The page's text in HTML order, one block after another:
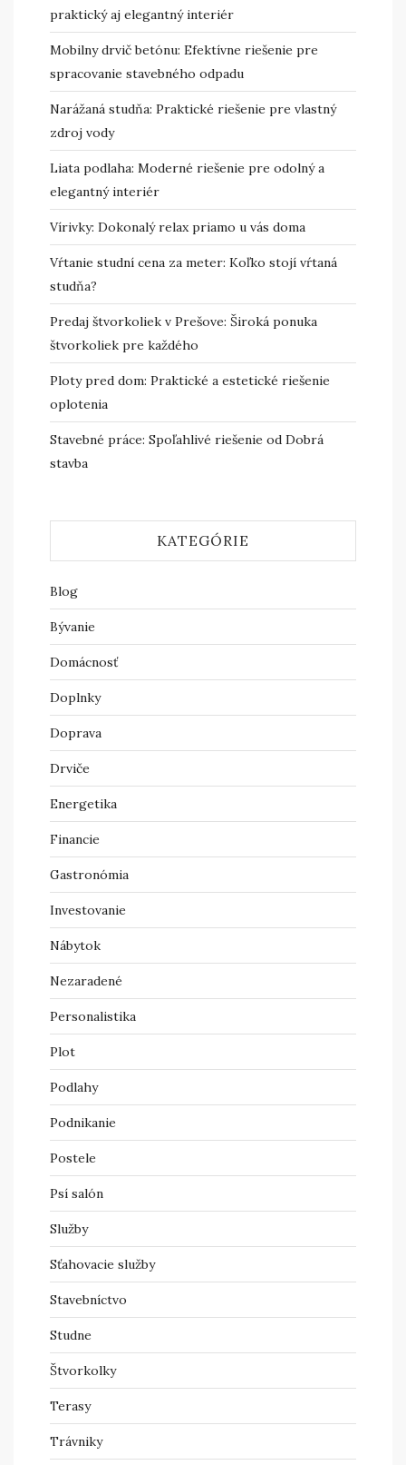
praktický aj elegantný interiér
Mobilny drvič betónu: Efektívne riešenie pre
spracovanie stavebného odpadu
Narážaná studňa: Praktické riešenie pre vlastný
zdroj vody
Liata podlaha: Moderné riešenie pre odolný a
elegantný interiér
Vírivky: Dokonalý relax priamo u vás doma
Vŕtanie studní cena za meter: Koľko stojí vŕtaná
studňa?
Predaj štvorkoliek v Prešove: Široká ponuka
štvorkoliek pre každého
Ploty pred dom: Praktické a estetické riešenie
oplotenia
Stavebné práce: Spoľahlivé riešenie od Dobrá
stavba
KATEGÓRIE
Blog
Bývanie
Domácnosť
Doplnky
Doprava
Drviče
Energetika
Financie
Gastronómia
Investovanie
Nábytok
Nezaradené
Personalistika
Plot
Podlahy
Podnikanie
Postele
Psí salón
Služby
Sťahovacie služby
Stavebníctvo
Studne
Štvorkolky
Terasy
Trávniky